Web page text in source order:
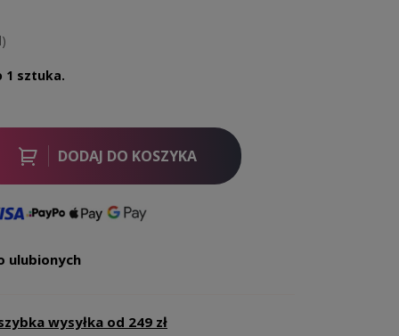
1 sztuka.
DODAJ DO KOSZYKA
ulubionych
wysyłka od 249 zł